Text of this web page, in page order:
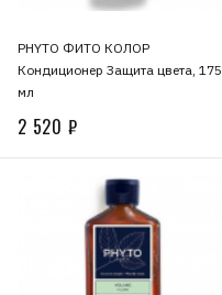
PHYTO ФИТО КОЛОР
Кондиционер Защита цвета, 175
мл
2 520 ₽